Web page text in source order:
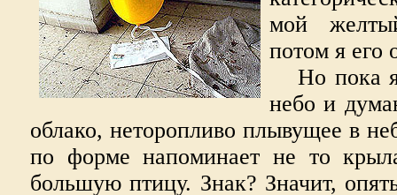
мой
потом я его
Но пока
небо и
облако, неторопливо плывущее в
по форме напоминает не то
большую птицу. Знак? Значит,